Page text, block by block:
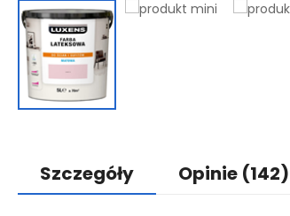
Szczegóły Opinie (142)